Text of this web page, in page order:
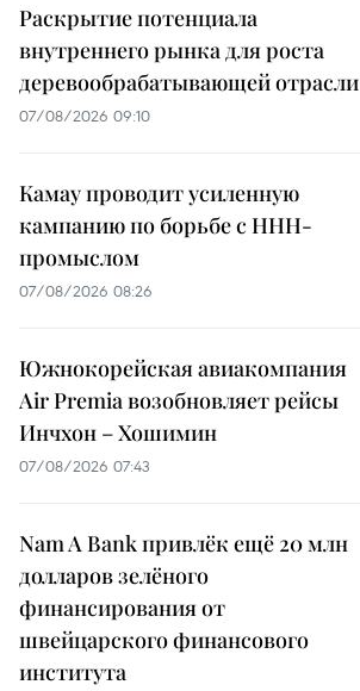
Раскрытие потенциала
внутреннего рынка для роста
деревообрабатывающей отрасли
07/08/2026 09:10
Камау проводит усиленную
кампанию по борьбе с ННН-
промыслом
07/08/2026 08:26
Южнокорейская авиакомпания
Air Premia возобновляет рейсы
Инчхон – Хошимин
07/08/2026 07:43
Nam A Bank привлёк ещё 20 млн
долларов зелёного
финансирования от
швейцарского финансового
института